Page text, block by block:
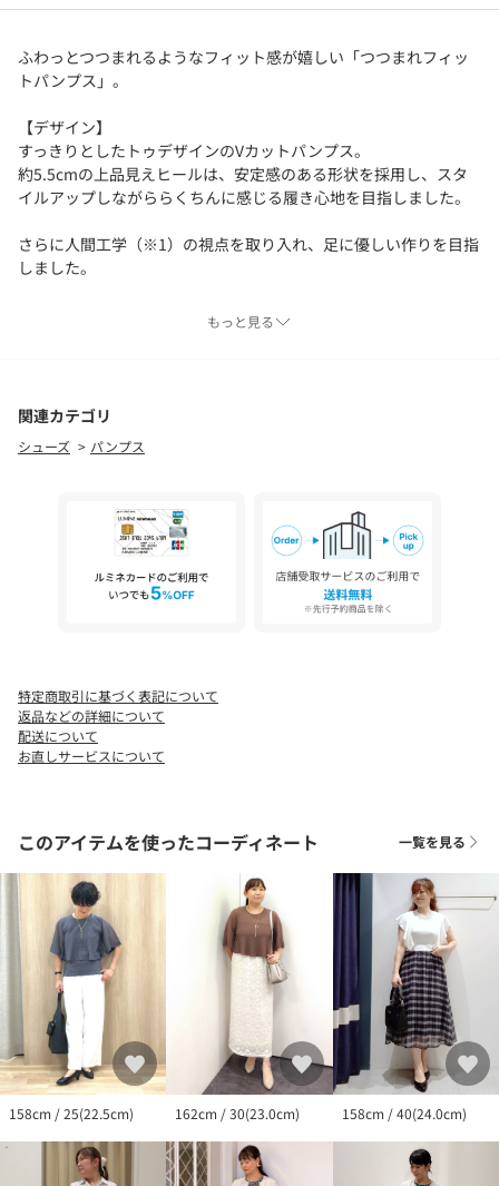
ふわっとつつまれるようなフィット感が嬉しい「つつまれフィッ
トパンプス」。
【デザイン】
すっきりとしたトゥデザインのVカットパンプス。
約5.5cmの上品見えヒールは、安定感のある形状を採用し、スタ
イルアップしながららくちんに感じる履き心地を目指しました。
さらに人間工学（※1）の視点を取り入れ、足に優しい作りを目指
しました。
・5mmのクッションインソールを内側全体に敷き詰め、足のあた
・弊社通常展開のデザインパンプスより、足幅をゆったりした設
計にしております。
にも安心していただけるよう、こだわりを持って作ったパンプス
サイズは22.5～24.5の5サイズ展開です。
人間が可能な限り自然な動きや状態で使えるように物や環境を設
計し、実際のデザインに活かす学問の一つ。
groveでは、人間工学に基づき商品開発をしているアイテムをご用
意しています。
※照明の関係により、実際よりも色味が違って見える場合があり
ます。また、パソコン・スマートフォンなどの環境により、若干
製品と画像のカラーが異なる場合もございます。
【24SS】
【24AW】
もっと見る
関連カテゴリ
シューズ パンプス
特定商取引に基づく表記について
返品などの詳細について
配送について
お直しサービスについて
このアイテムを使ったコーディネート 一覧を見る
158cm / 25(22.5cm) 162cm / 30(23.0cm) 158cm / 40(24.0cm)